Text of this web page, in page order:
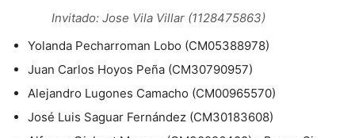
Invitado: Jose Vila Villar (1128475863)
Yolanda Pecharroman Lobo (CM05388978)
Juan Carlos Hoyos Peña (CM30790957)
Alejandro Lugones Camacho (CM00965570)
José Luis Saguar Fernández (CM30183608)